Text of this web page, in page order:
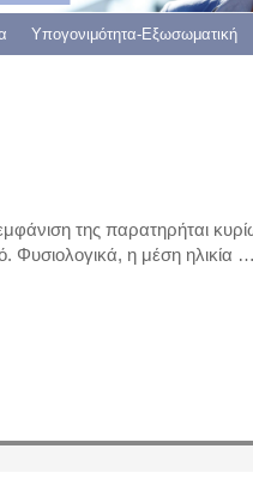
Υπογονιμότητα-Εξωσωματική
της παρατηρήται
Φυσιολογικά, η μέση ηλικία …